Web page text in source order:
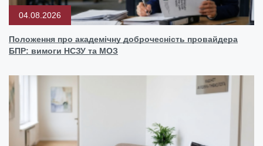
04.08.2026
Положення про академічну доброчесність провайдера
БПР: вимоги НСЗУ та МОЗ